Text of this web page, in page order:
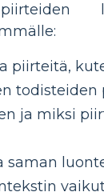
piirteitä,
todisteiden
ja miksi
saman